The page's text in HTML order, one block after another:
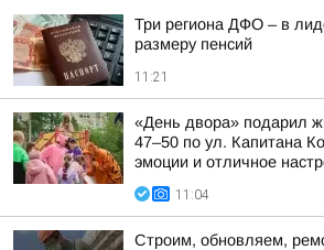
Три региона ДФО – в
размеру пенсий
11:21
«День двора»
47–50 по ул. Капитана
эмоции и отличное
11:04
Строим, обновляем,